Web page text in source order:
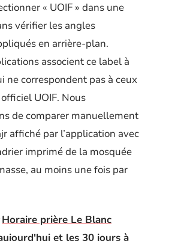
« UOIF » dans une
vérifier les angles
en arrière-plan.
associent ce label à
ne correspondent pas à ceux
UOIF. Nous
de comparer manuellement
affiché par l’application avec
imprimé de la mosquée
au moins une fois par
Horaire prière Le Blanc
et les 30 jours à